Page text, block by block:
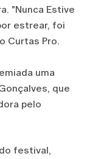
"Nunca Estive
estrear, foi
Curtas Pro.
uma
que
pelo
festival,